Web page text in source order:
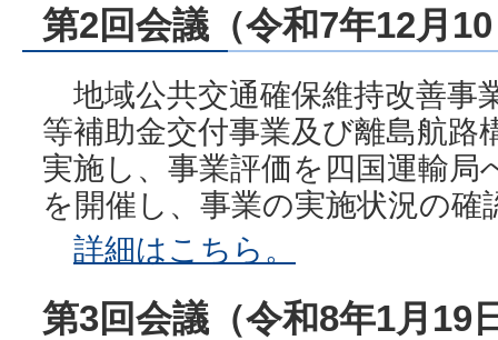
第2回会議（令和7年12月
地域公共交通確保維持改善事
等補助金交付事業及び離島航路
実施し、事業評価を四国運輸
を開催し、事業の実施状況の
詳細はこちら。
第3回会議（令和8年1月19